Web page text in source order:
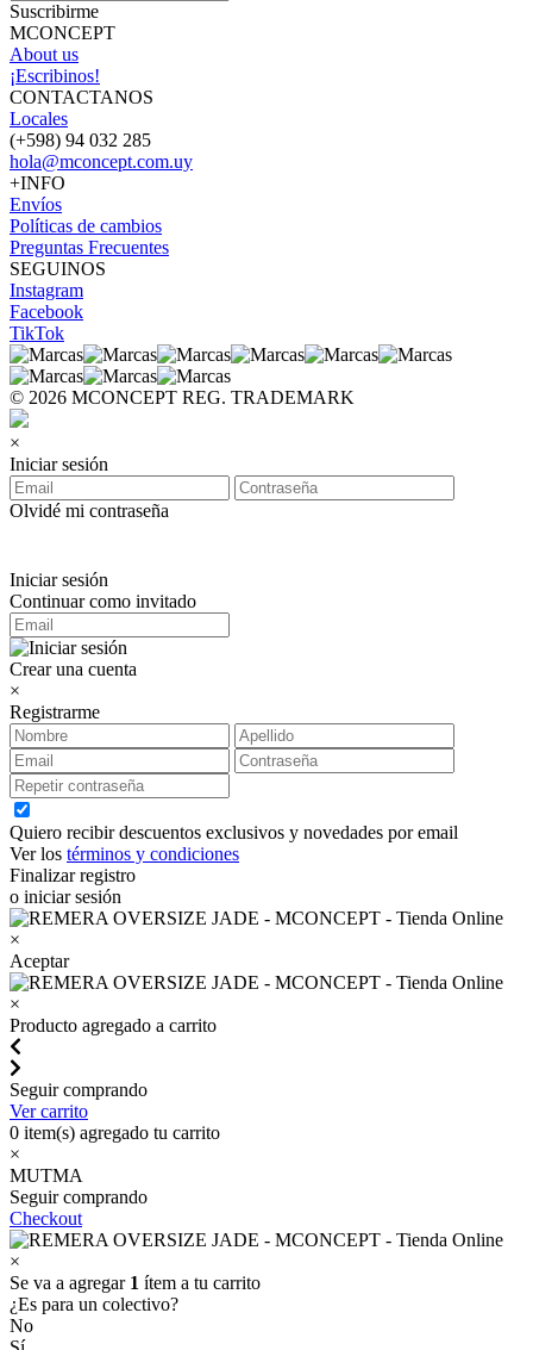
Suscribirme
MCONCEPT
About us
¡Escribinos!
CONTACTANOS
Locales
(+598) 94 032 285
hola@mconcept.com.uy
+INFO
Envíos
Políticas de cambios
Preguntas Frecuentes
SEGUINOS
Instagram
Facebook
TikTok
© 2026 MCONCEPT REG. TRADEMARK
×
Iniciar sesión
Olvidé mi contraseña
Iniciar sesión
Continuar como invitado
Crear una cuenta
×
Registrarme
Quiero recibir descuentos exclusivos y novedades por email
Ver los términos y condiciones
Finalizar registro
o iniciar sesión
×
Aceptar
×
Producto agregado a carrito
Seguir comprando
Ver carrito
0 item(s) agregado tu carrito
×
MUTMA
Seguir comprando
Checkout
×
Se va a agregar 1 ítem a tu carrito
¿Es para un colectivo?
No